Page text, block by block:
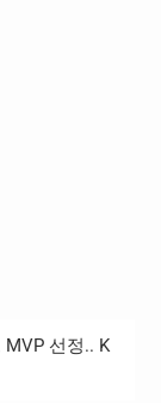
MVP 선정.. K